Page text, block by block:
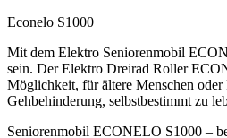
Econelo S1000
Mit dem Elektro Seniorenmobil
sein. Der Elektro Dreirad Roller
Möglichkeit, für ältere Menschen oder
Gehbehinderung, selbstbestimmt zu
Seniorenmobil ECONELO S1000 –